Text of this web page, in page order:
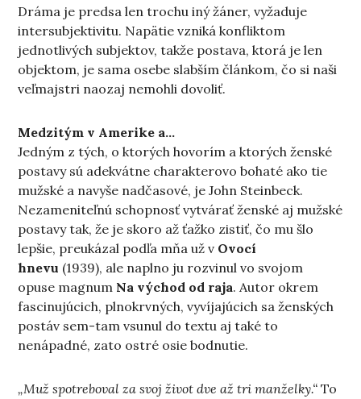
Dráma je predsa len trochu iný žáner, vyžaduje
intersubjektivitu. Napätie vzniká konfliktom
jednotlivých subjektov, takže postava, ktorá je len
objektom, je sama osebe slabším článkom, čo si naši
veľmajstri naozaj nemohli dovoliť.
Medzitým v Amerike a…
Jedným z tých, o ktorých hovorím a ktorých ženské
postavy sú adekvátne charakterovo bohaté ako tie
mužské a navyše nadčasové, je John Steinbeck.
Nezameniteľnú schopnosť vytvárať ženské aj mužské
postavy tak, že je skoro až ťažko zistiť, čo mu šlo
lepšie, preukázal podľa mňa už v Ovocí
hnevu (1939), ale naplno ju rozvinul vo svojom
opuse magnum Na východ od raja. Autor okrem
fascinujúcich, plnokrvných, vyvíjajúcich sa ženských
postáv sem-tam vsunul do textu aj také to
nenápadné, zato ostré osie bodnutie.
„Muž spotreboval za svoj život dve až tri manželky.“ To